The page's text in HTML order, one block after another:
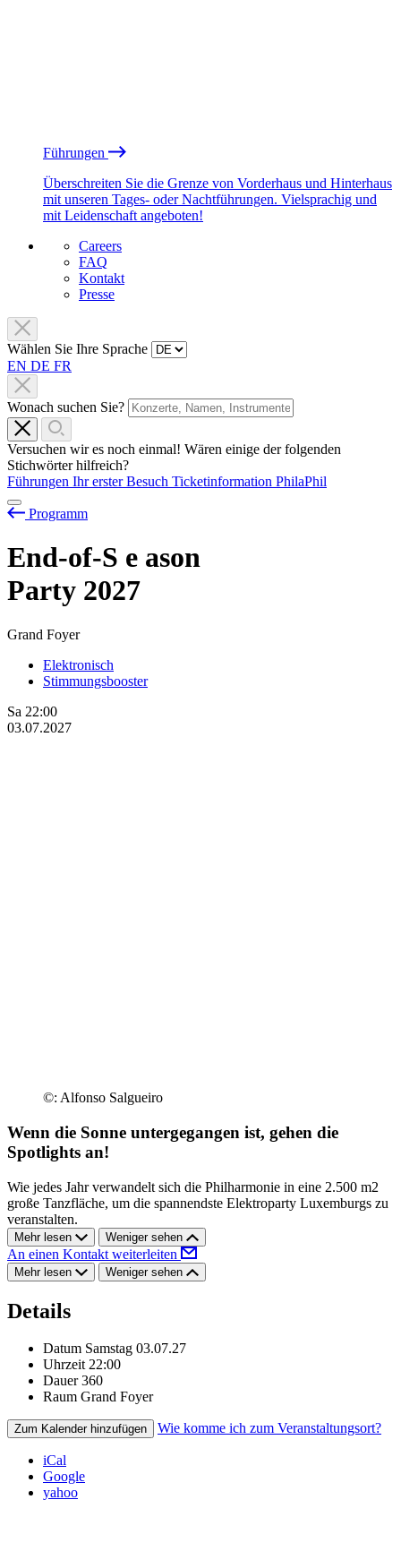
Führungen
Überschreiten Sie die Grenze von Vorderhaus und Hinterhaus
mit unseren Tages- oder Nachtführungen. Vielsprachig und
mit Leidenschaft angeboten!
Careers
FAQ
Kontakt
Presse
Wählen Sie Ihre Sprache
EN DE FR
Wonach suchen Sie?
Versuchen wir es noch einmal! Wären einige der folgenden
Stichwörter hilfreich?
Führungen Ihr erster Besuch Ticketinformation PhilaPhil
Programm
End-of-S e ason
Party 2027
Grand Foyer
Elektronisch
Stimmungsbooster
Sa 22:00
03.07.2027
©: Alfonso Salgueiro
Wenn die Sonne untergegangen ist, gehen die
Spotlights an!
Wie jedes Jahr verwandelt sich die Philharmonie in eine 2.500 m2
große Tanzfläche, um die spannendste Elektroparty Luxemburgs zu
veranstalten.
Mehr lesen Weniger sehen
An einen Kontakt weiterleiten
Mehr lesen Weniger sehen
Details
Datum Samstag 03.07.27
Uhrzeit 22:00
Dauer 360
Raum Grand Foyer
Zum Kalender hinzufügen Wie komme ich zum Veranstaltungsort?
iCal
Google
yahoo